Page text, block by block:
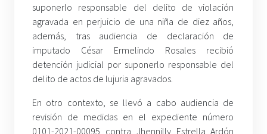
suponerlo responsable del delito de violación
agravada en perjuicio de una niña de diez años,
además, tras audiencia de declaración de
imputado César Ermelindo Rosales recibió
detención judicial por suponerlo responsable del
delito de actos de lujuria agravados.
En otro contexto, se llevó a cabo audiencia de
revisión de medidas en el expediente número
0101-2021-00095 contra Jhennilly Estrella Ardón